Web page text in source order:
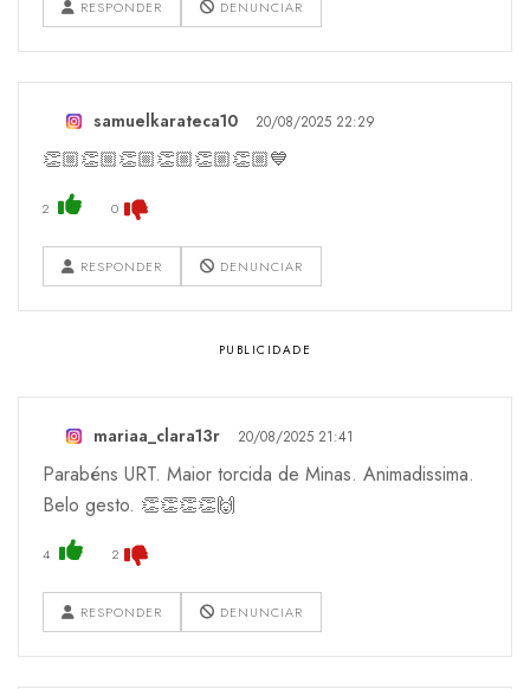
RESPONDER DENUNCIAR
samuelkarateca10 20/08/2025 22:29
👏🏼👏🏼👏🏼👏🏼👏🏼👏🏼💙
2 0
RESPONDER DENUNCIAR
mariaa_clara13r 20/08/2025 21:41
Parabéns URT. Maior torcida de Minas. Animadissima.
Belo gesto. 👏👏👏👏🙌
4 2
RESPONDER DENUNCIAR